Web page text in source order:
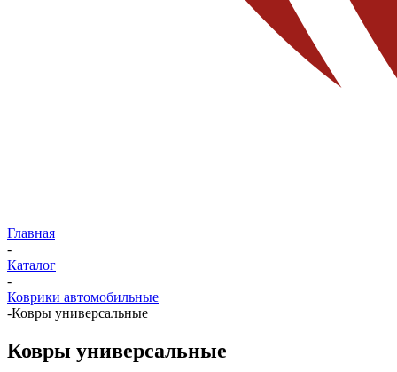
Главная
-
Каталог
-
Коврики автомобильные
-Ковры универсальные
Ковры универсальные